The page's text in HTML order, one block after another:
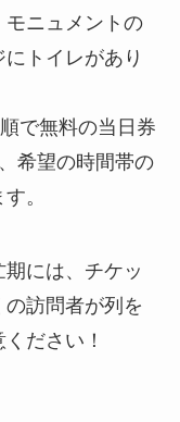
モニュメントの
トイレがあり
で無料の当日券
希望の時間帯の
。
には、チケッ
の訪問者が列を
ださい！